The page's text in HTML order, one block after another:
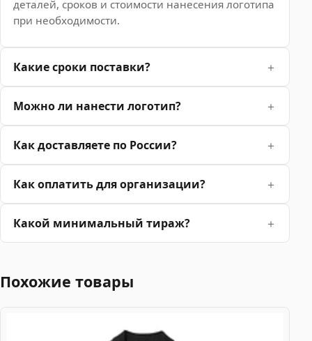
деталей, сроков и стоимости нанесения логотипа
при необходимости.
Какие сроки поставки?
Можно ли нанести логотип?
Как доставляете по России?
Как оплатить для организации?
Какой минимальный тираж?
Похожие товары